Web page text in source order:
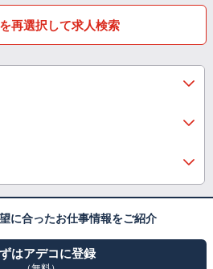
再選択して求人検索
に合ったお仕事情報をご紹介
はアデコに登録